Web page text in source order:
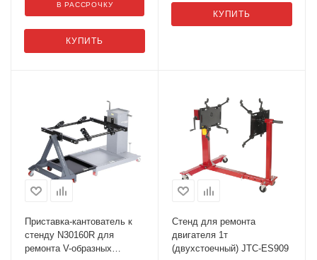
КУПИТЬ
В РАССРОЧКУ
КУПИТЬ
Приставка-кантователь к
стенду N30160R для
ремонта V-образных
Стенд для ремонта
двигателя 1т
(двухстоечный) JTC-ES909